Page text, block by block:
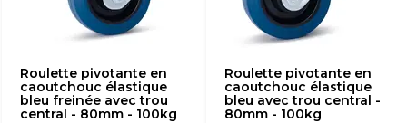
Roulette pivotante en
caoutchouc élastique
bleu freinée avec trou
central - 80mm - 100kg
Roulette pivotante en
caoutchouc élastique
bleu avec trou central -
80mm - 100kg